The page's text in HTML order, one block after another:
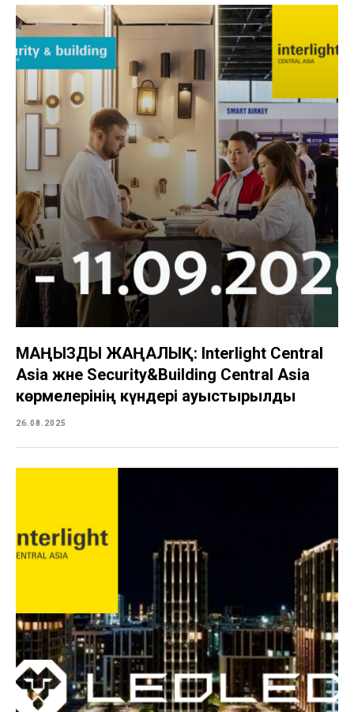
МАҢЫЗДЫ ЖАҢАЛЫҚ: Interlight Central
Asia және Security&Building Central Asia
көрмелерінің күндері ауыстырылды
26.08.2025